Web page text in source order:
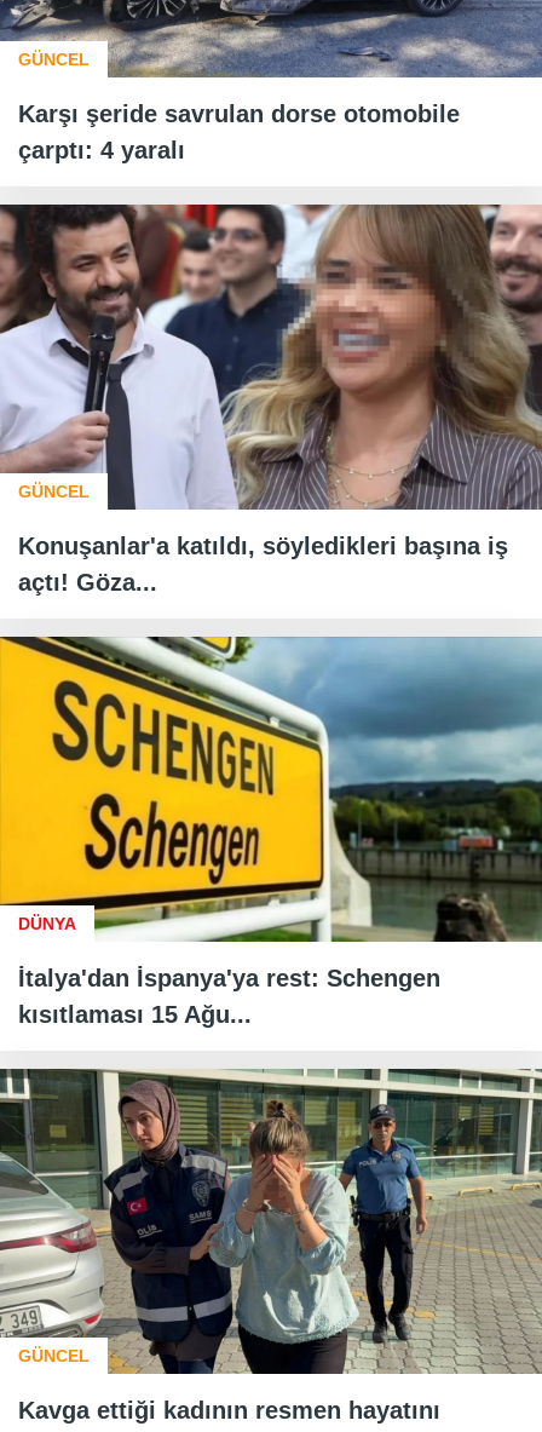
GÜNCEL
Karşı şeride savrulan dorse otomobile
çarptı: 4 yaralı
GÜNCEL
Konuşanlar'a katıldı, söyledikleri başına iş
açtı! Göza...
DÜNYA
İtalya'dan İspanya'ya rest: Schengen
kısıtlaması 15 Ağu...
GÜNCEL
Kavga ettiği kadının resmen hayatını